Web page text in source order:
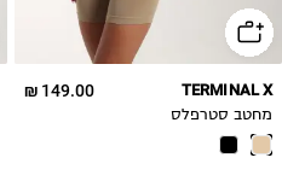
149.00 ₪ TERMINAL X
מחטב סטרפלס